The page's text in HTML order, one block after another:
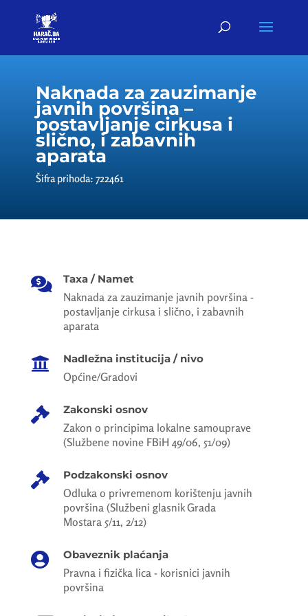
Naknada za zauzimanje
javnih površina –
postavljanje cirkusa i
slično, i zabavnih
aparata
Šifra prihoda: 722461
 Taxa / Namet
Naknada za zauzimanje javnih površina -
postavljanje cirkusa i slično, i zabavnih
aparata
 Nadležna institucija / nivo
Općine/Gradovi
 Zakonski osnov
Zakon o principima lokalne samouprave
(Službene novine FBiH 49/06, 51/09)
 Podzakonski osnov
Odluka o privremenom korištenju javnih
površina (Službeni glasnik Grada
Mostara 5/11, 2/12)
 Obaveznik plaćanja
Pravna i fizička lica - korisnici javnih
površina